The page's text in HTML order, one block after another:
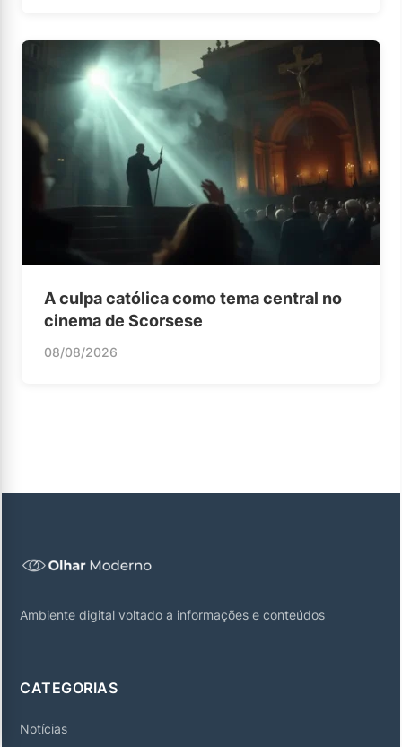
A culpa católica como tema central no
cinema de Scorsese
08/08/2026
Ambiente digital voltado a informações e conteúdos
CATEGORIAS
Notícias